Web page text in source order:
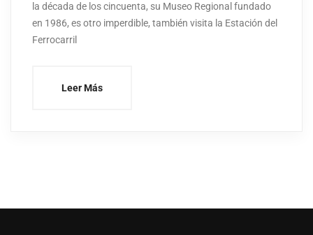
la década de los cincuenta, su Museo Regional fundado
en 1986, es otro imperdible, también visita la Estación del
Ferrocarril
Leer Más